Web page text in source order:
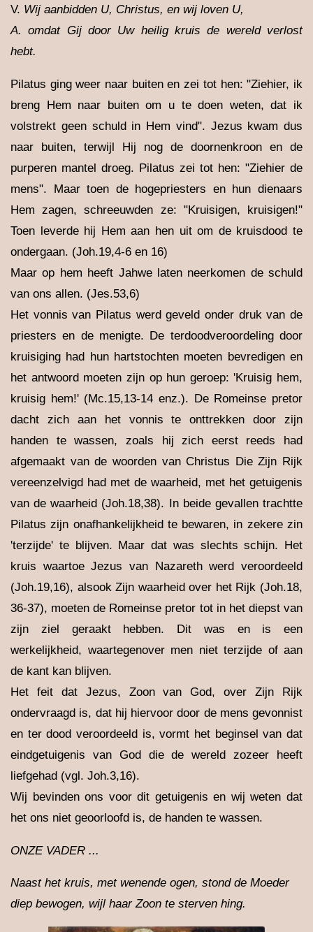
V. Wij aanbidden U, Christus, en wij loven U,
A. omdat Gij door Uw heilig kruis de wereld verlost
hebt.
Pilatus ging weer naar buiten en zei tot hen: "Ziehier, ik
breng Hem naar buiten om u te doen weten, dat ik
volstrekt geen schuld in Hem vind". Jezus kwam dus
naar buiten, terwijl Hij nog de doornenkroon en de
purperen mantel droeg. Pilatus zei tot hen: "Ziehier de
mens". Maar toen de hogepriesters en hun dienaars
Hem zagen, schreeuwden ze: "Kruisigen, kruisigen!"
Toen leverde hij Hem aan hen uit om de kruisdood te
ondergaan. (Joh.19,4-6 en 16)
Maar op hem heeft Jahwe laten neerkomen de schuld
van ons allen. (Jes.53,6)
Het vonnis van Pilatus werd geveld onder druk van de
priesters en de menigte. De terdoodveroordeling door
kruisiging had hun hartstochten moeten bevredigen en
het antwoord moeten zijn op hun geroep: 'Kruisig hem,
kruisig hem!' (Mc.15,13-14 enz.). De Romeinse pretor
dacht zich aan het vonnis te onttrekken door zijn
handen te wassen, zoals hij zich eerst reeds had
afgemaakt van de woorden van Christus Die Zijn Rijk
vereenzelvigd had met de waarheid, met het getuigenis
van de waarheid (Joh.18,38). In beide gevallen trachtte
Pilatus zijn onafhankelijkheid te bewaren, in zekere zin
'terzijde' te blijven. Maar dat was slechts schijn. Het
kruis waartoe Jezus van Nazareth werd veroordeeld
(Joh.19,16), alsook Zijn waarheid over het Rijk (Joh.18,
36-37), moeten de Romeinse pretor tot in het diepst van
zijn ziel geraakt hebben. Dit was en is een
werkelijkheid, waartegenover men niet terzijde of aan
de kant kan blijven.
Het feit dat Jezus, Zoon van God, over Zijn Rijk
ondervraagd is, dat hij hiervoor door de mens gevonnist
en ter dood veroordeeld is, vormt het beginsel van dat
eindgetuigenis van God die de wereld zozeer heeft
liefgehad (vgl. Joh.3,16).
Wij bevinden ons voor dit getuigenis en wij weten dat
het ons niet geoorloofd is, de handen te wassen.
ONZE VADER ...
Naast het kruis, met wenende ogen, stond de Moeder
diep bewogen, wijl haar Zoon te sterven hing.